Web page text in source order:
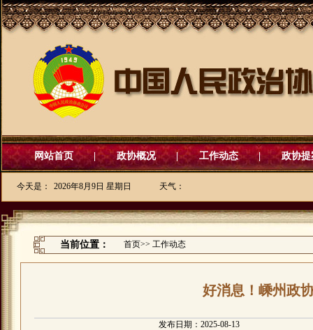
网站首页 | 政协概况 | 工作动态 | 政协提
今天是： 2026年8月9日 星期日 天气：
当前位置： 首页>> 工作动态
好消息！嵊州政
发布日期：2025-08-13